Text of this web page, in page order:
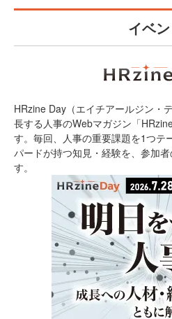
イベン
HRzine Day（エイチアールジン・
長する人事のWebマガジン「
す。毎回、人事の重要課題を1つテ
パードが持つ知見・経験を、参加
す。